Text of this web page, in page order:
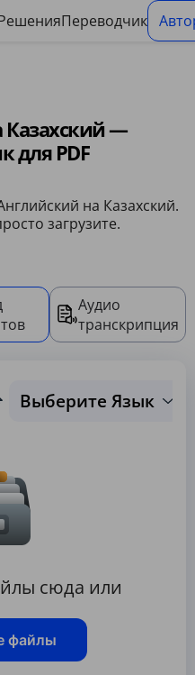
Переводчик
Казахский —
для PDF
на Казахский.
загрузите.
Аудио
транскрипция
Выберите Язык
сюда или
файлы